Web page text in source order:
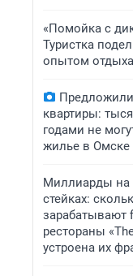
«Помойка с
Туристка
опытом
квартиры:
годами не
жилье в Омске
Миллиарды
стейках:
зарабатывают
рестораны
устроена их